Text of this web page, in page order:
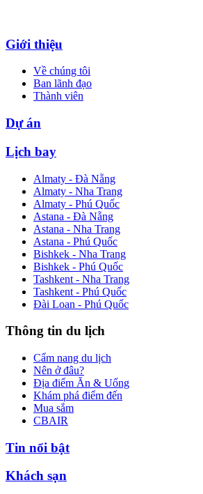
Giới thiệu
Về chúng tôi
Ban lãnh đạo
Thành viên
Dự án
Lịch bay
Almaty - Đà Nẵng
Almaty - Nha Trang
Almaty - Phú Quốc
Astana - Đà Nẵng
Astana - Nha Trang
Astana - Phú Quốc
Bishkek - Nha Trang
Bishkek - Phú Quốc
Tashkent - Nha Trang
Tashkent - Phú Quốc
Đài Loan - Phú Quốc
Thông tin du lịch
Cẩm nang du lịch
Nên ở đâu?
Địa điểm Ăn & Uống
Khám phá điểm đến
Mua sắm
CBAIR
Tin nổi bật
Khách sạn